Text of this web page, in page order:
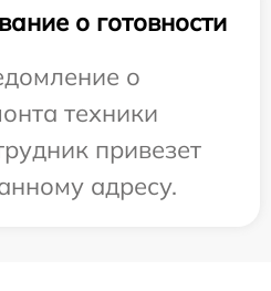
о готовности
о
техники
привезет
адресу.